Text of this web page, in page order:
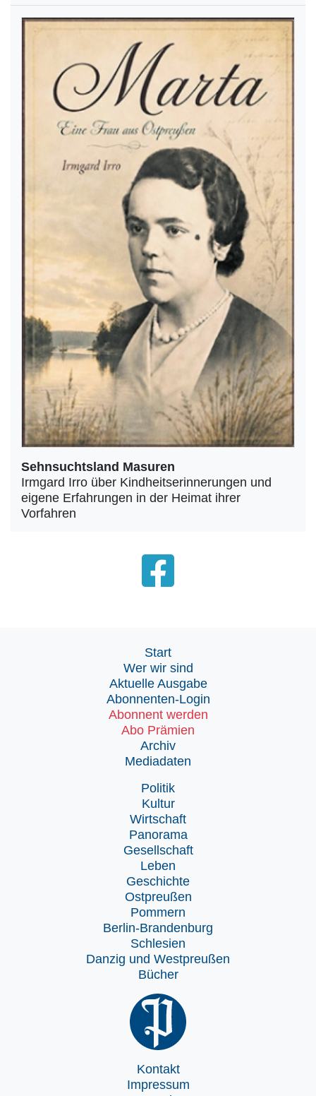
Sehnsuchtsland Masuren
Irmgard Irro über Kindheitserinnerungen und
eigene Erfahrungen in der Heimat ihrer
Vorfahren
Start
Wer wir sind
Aktuelle Ausgabe
Abonnenten-Login
Abonnent werden
Abo Prämien
Archiv
Mediadaten
Politik
Kultur
Wirtschaft
Panorama
Gesellschaft
Leben
Geschichte
Ostpreußen
Pommern
Berlin-Brandenburg
Schlesien
Danzig und Westpreußen
Bücher
Kontakt
Impressum